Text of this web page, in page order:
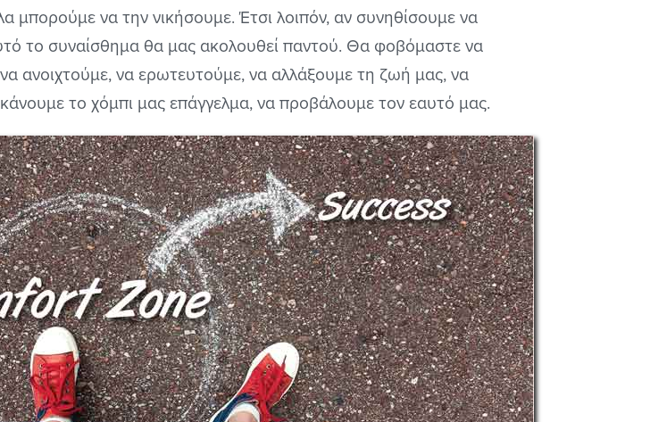
μπορούμε να την νικήσουμε. Έτσι λοιπόν, αν συνηθίσουμε να
το συναίσθημα θα μας ακολουθεί παντού. Θα φοβόμαστε να
ανοιχτούμε, να ερωτευτούμε, να αλλάξουμε τη ζωή μας, να
το χόμπι μας επάγγελμα, να προβάλουμε τον εαυτό μας.